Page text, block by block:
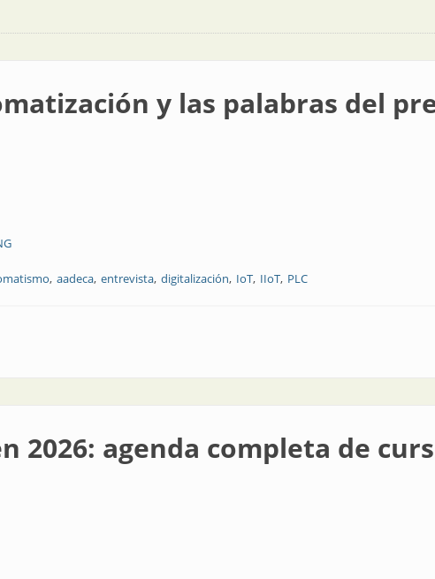
y las palabras del
aadeca entrevista digitalización IoT IIoT PLC
y las palabras del presidente
2026: agenda completa de